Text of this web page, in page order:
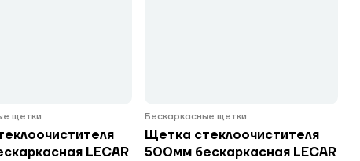
щетки
LECAR
Бескаркасные щетки
Щетка стеклоочистителя
500мм бескаркасная LECAR